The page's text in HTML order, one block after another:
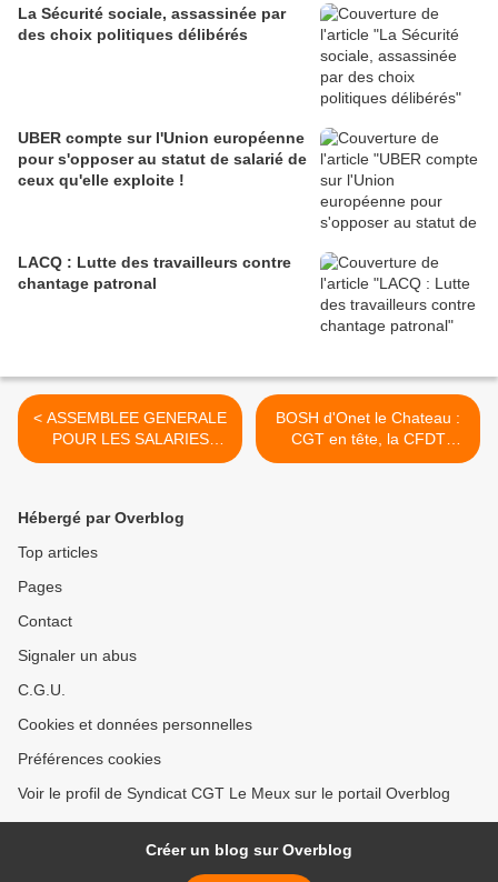
La Sécurité sociale, assassinée par
des choix politiques délibérés
UBER compte sur l'Union européenne
pour s'opposer au statut de salarié de
ceux qu'elle exploite !
LACQ : Lutte des travailleurs contre
chantage patronal
< ASSEMBLEE GENERALE
POUR LES SALARIES
WEEK-END
BOSH d'Onet le Chateau :
CGT en tête, la CFDT
sanctionnée ! >
Hébergé par Overblog
Top articles
Pages
Contact
Signaler un abus
C.G.U.
Cookies et données personnelles
Préférences cookies
Voir le profil de Syndicat CGT Le Meux sur le portail Overblog
Créer un blog sur Overblog